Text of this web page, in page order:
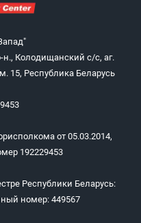
Колодищанский с/с, аг.
15, Республика Беларусь
от 05.03.2014,
192229453
Республики Беларусь:
номер: 449567